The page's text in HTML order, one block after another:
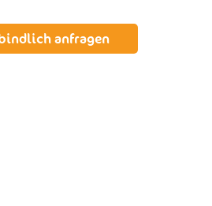
Belice
anfragen